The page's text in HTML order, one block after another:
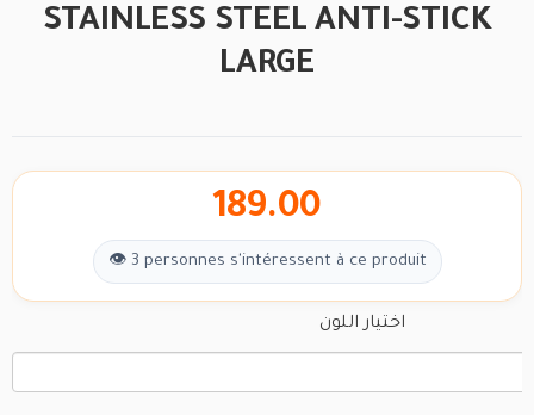
STAINLESS STEEL ANTI-STICK
LARGE
189.00
👁 3 personnes s'intéressent à ce produit
اختيار اللون